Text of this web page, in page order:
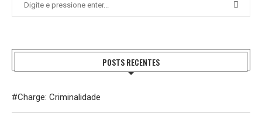
POSTS RECENTES
#Charge: Criminalidade